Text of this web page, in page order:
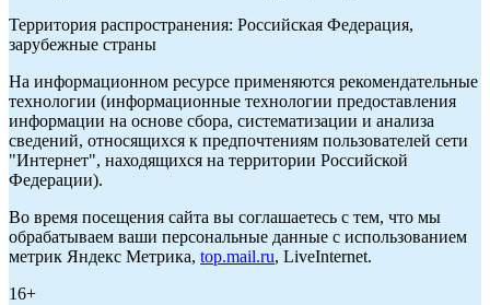
Территория распространения: Российская Федерация,
зарубежные страны
На информационном ресурсе применяются рекомендательные
технологии (информационные технологии предоставления
информации на основе сбора, систематизации и анализа
сведений, относящихся к предпочтениям пользователей сети
"Интернет", находящихся на территории Российской
Федерации).
Во время посещения сайта вы соглашаетесь с тем, что мы
обрабатываем ваши персональные данные с использованием
метрик Яндекс Метрика, top.mail.ru, LiveInternet.
16+